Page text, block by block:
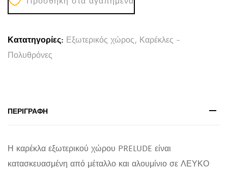
ΜΕΤΑΛ.ΣΚΕΛΕΤΟΣ-
&
ΚΑΘΙΣΜΑ
54x56x79Υεκ
Κατατηγορίες: Εξωτερικός χώρος, Καρέκλες -
Πολυθρόνες
ΠΕΡΙΓΡΑΦΉ
Η καρέκλα εξωτερικού χώρου PRELUDE είναι
κατασκευασμένη από μέταλλο και αλουμίνιο σε ΛΕΥΚΟ